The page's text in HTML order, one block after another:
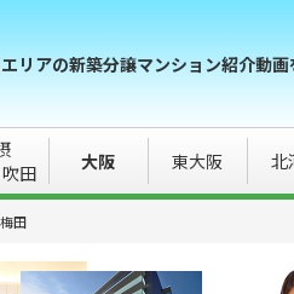
リアの新築分譲マンション紹介動
田
大阪 東大阪 北
田